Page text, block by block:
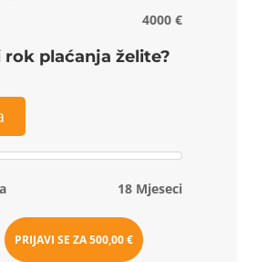
4000 €
rok plaćanja želite?
18 Mjeseci
PRIJAVI SE ZA500,00 €